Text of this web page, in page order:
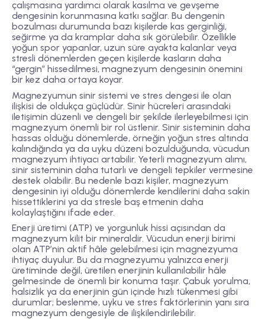
çalışmasına yardımcı olarak kasılma ve gevşeme
dengesinin korunmasına katkı sağlar. Bu dengenin
bozulması durumunda bazı kişilerde kas gerginliği,
seğirme ya da kramplar daha sık görülebilir. Özellikle
yoğun spor yapanlar, uzun süre ayakta kalanlar veya
stresli dönemlerden geçen kişilerde kasların daha
“gergin” hissedilmesi, magnezyum dengesinin önemini
bir kez daha ortaya koyar.
Magnezyumun sinir sistemi ve stres dengesi ile olan
ilişkisi de oldukça güçlüdür. Sinir hücreleri arasındaki
iletişimin düzenli ve dengeli bir şekilde ilerleyebilmesi için
magnezyum önemli bir rol üstlenir. Sinir sisteminin daha
hassas olduğu dönemlerde, örneğin yoğun stres altında
kalındığında ya da uyku düzeni bozulduğunda, vücudun
magnezyum ihtiyacı artabilir. Yeterli magnezyum alımı,
sinir sisteminin daha tutarlı ve dengeli tepkiler vermesine
destek olabilir. Bu nedenle bazı kişiler, magnezyum
dengesinin iyi olduğu dönemlerde kendilerini daha sakin
hissettiklerini ya da stresle baş etmenin daha
kolaylaştığını ifade eder.
Enerji üretimi (ATP) ve yorgunluk hissi açısından da
magnezyum kilit bir mineraldir. Vücudun enerji birimi
olan ATP’nin aktif hâle gelebilmesi için magnezyuma
ihtiyaç duyulur. Bu da magnezyumu yalnızca enerji
üretiminde değil, üretilen enerjinin kullanılabilir hâle
gelmesinde de önemli bir konuma taşır. Çabuk yorulma,
halsizlik ya da enerjinin gün içinde hızlı tükenmesi gibi
durumlar; beslenme, uyku ve stres faktörlerinin yanı sıra
magnezyum dengesiyle de ilişkilendirilebilir.